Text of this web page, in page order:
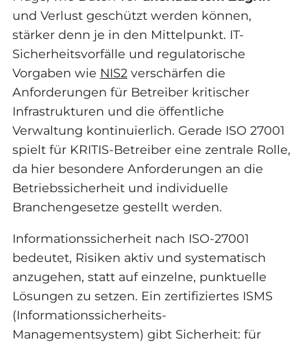
und Verlust geschützt werden können,
stärker denn je in den Mittelpunkt. IT-
Sicherheitsvorfälle und regulatorische
Vorgaben wie NIS2 verschärfen die
Anforderungen für Betreiber kritischer
Infrastrukturen und die öffentliche
Verwaltung kontinuierlich. Gerade ISO 27001
spielt für KRITIS-Betreiber eine zentrale Rolle,
da hier besondere Anforderungen an die
Betriebssicherheit und individuelle
Branchengesetze gestellt werden.
Informationssicherheit nach ISO-27001
bedeutet, Risiken aktiv und systematisch
anzugehen, statt auf einzelne, punktuelle
Lösungen zu setzen. Ein zertifiziertes ISMS
(Informationssicherheits-
Managementsystem) gibt Sicherheit: für